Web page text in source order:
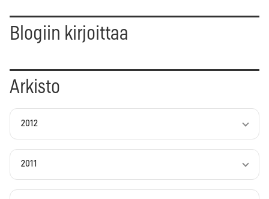
Blogiin kirjoittaa
Arkisto
2012
2011